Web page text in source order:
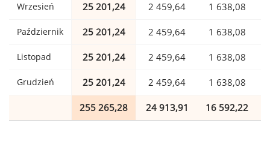
Wrzesień 25 201,24 2 459,64 1 638,08
Październik 25 201,24 2 459,64 1 638,08
Listopad 25 201,24 2 459,64 1 638,08
Grudzień 25 201,24 2 459,64 1 638,08
255 265,28 24 913,91 16 592,22